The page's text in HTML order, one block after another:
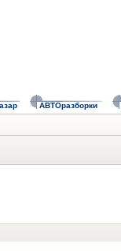
АВТОразборки